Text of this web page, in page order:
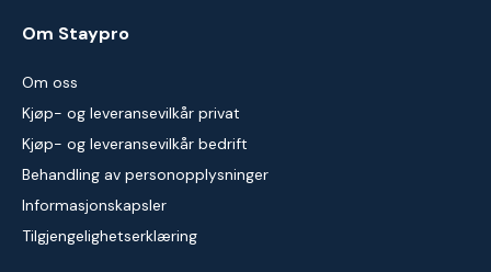
Om Staypro
Om oss
Kjøp- og leveransevilkår privat
Kjøp- og leveransevilkår bedrift
Behandling av personopplysninger
Informasjonskapsler
Tilgjengelighetserklæring